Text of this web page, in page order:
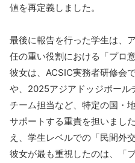
値を再定義しました。
最後に報告を行った学生は、
任の重い役割における「プロ
彼女は、ACSIC実務者研修会
や、2025アジアドッジボール
チーム担当など、特定の国・
サポートする重責を担いまし
え、学生レベルでの「民間外
彼女が最も重視したのは、「